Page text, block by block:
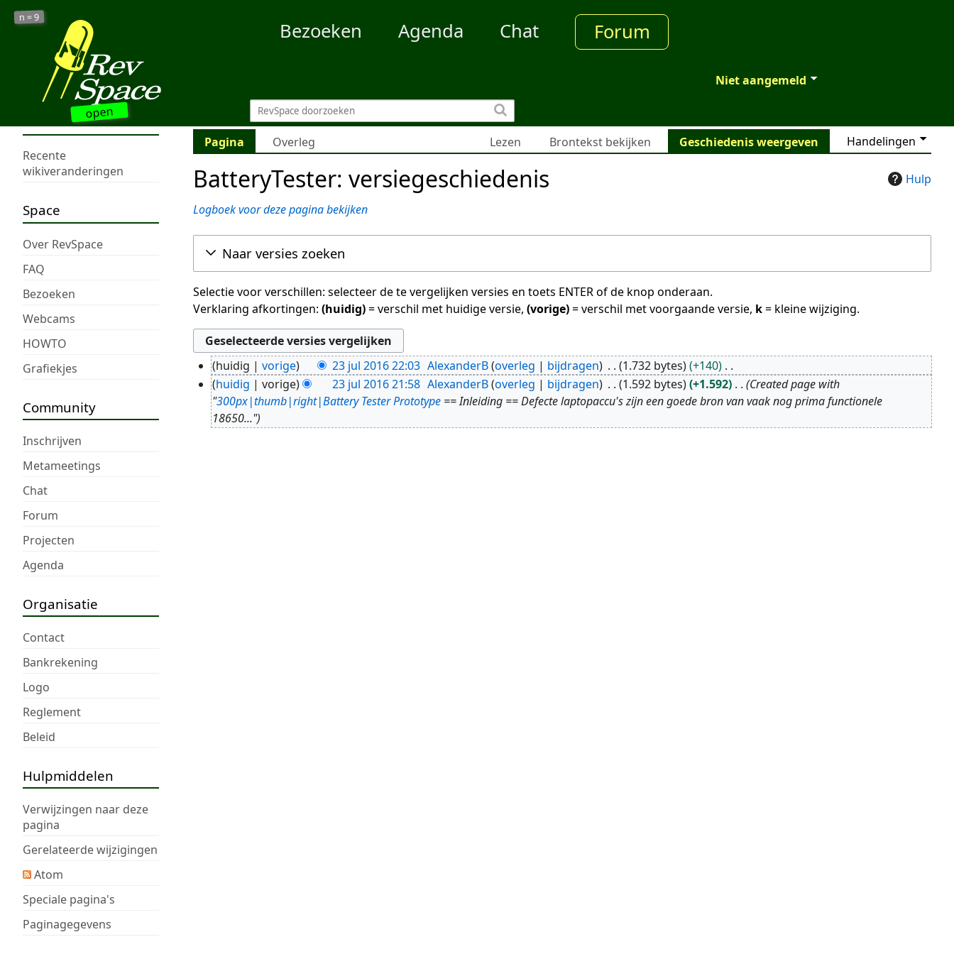
open
n =9
Bezoeken Agenda Chat Forum
Niet aangemeld
Recente
wikiveranderingen
Space
Over RevSpace
FAQ
Bezoeken
Webcams
HOWTO
Grafiekjes
Community
Inschrijven
Metameetings
Chat
Forum
Projecten
Agenda
Organisatie
Contact
Bankrekening
Logo
Reglement
Beleid
Hulpmiddelen
Verwijzingen naar deze
pagina
Gerelateerde wijzigingen
Atom
Speciale pagina's
Paginagegevens
Pagina Overleg Handelingen
Lezen Brontekst bekijken Geschiedenis weergeven
Hulp
BatteryTester: versiegeschiedenis
Logboek voor deze pagina bekijken
Naar versies zoeken
Selectie voor verschillen: selecteer de te vergelijken versies en toets ENTER of de knop onderaan.
Verklaring afkortingen: (huidig)= verschil met huidige versie, (vorige)= verschil met voorgaande versie, k= kleine wijziging.
23
jul
2016
huidig vorige 23 jul 2016 22:03 AlexanderB overleg bijdragen 1.732 bytes
+140
G
e
e
n
huidig vorige 23 jul 2016 21:58 AlexanderB overleg bijdragen 1.592 bytes +1.592
Created page with
"300px|thumb|right|Battery Tester Prototype== Inleiding == Defecte laptopaccu's zijn een goede bron van vaak nog prima functionele
18650..."